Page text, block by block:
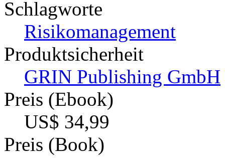
Schlagworte
Risikomanagement
Produktsicherheit
GRIN Publishing GmbH
Preis (Ebook)
US$ 34,99
Preis (Book)